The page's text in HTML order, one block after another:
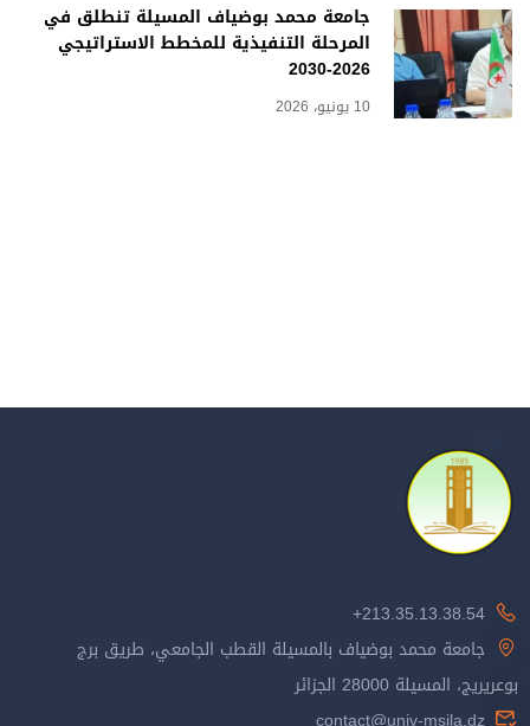
جامعة محمد بوضياف المسيلة تنطلق في
المرحلة التنفيذية للمخطط الاستراتيجي
2026-2030
10 يونيو، 2026
213.35.13.38.54+
جامعة محمد بوضياف بالمسيلة القطب الجامعي، طريق برج
بوعريريج، المسيلة 28000 الجزائر